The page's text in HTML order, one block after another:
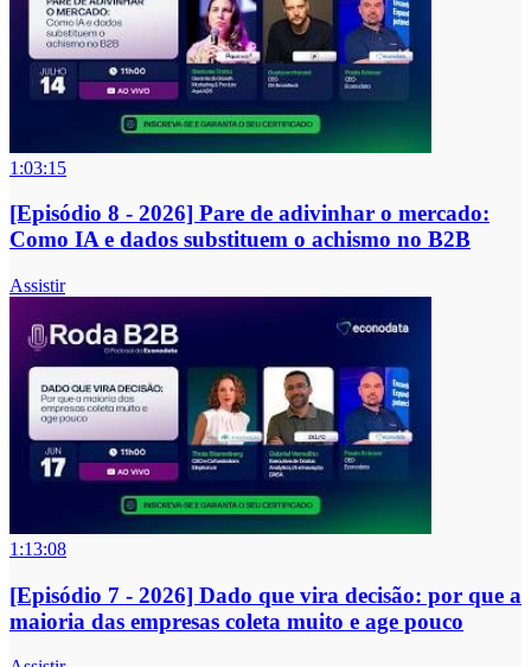
1:03:15
[Episódio 8 - 2026] Pare de adivinhar o mercado:
Como IA e dados substituem o achismo no B2B
Assistir
1:13:08
[Episódio 7 - 2026] Dado que vira decisão: por que a
maioria das empresas coleta muito e age pouco